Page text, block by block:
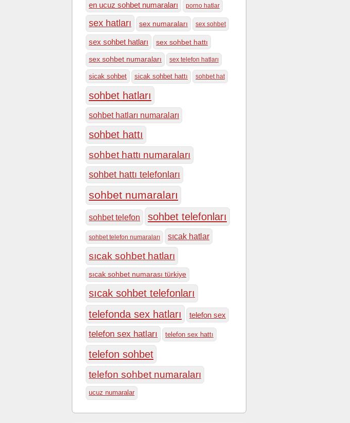
en ucuz sohbet numaraları porno hatlar
sex hatları sex numaraları sex sohbet
sex sohbet hatları sex sohbet hattı
sex sohbet numaraları sex telefon hatları
sicak sohbet sicak sohbet hattı sohbet hat
sohbet hatları
sohbet hatları numaraları
sohbet hattı
sohbet hattı numaraları
sohbet hattı telefonları
sohbet numaraları
sohbet telefon sohbet telefonları
sohbet telefon numaraları sıcak hatlar
sıcak sohbet hatları
sıcak sohbet numarası türkiye
sıcak sohbet telefonları
telefonda sex hatları
telefon sex
telefon sex hatları telefon sex hattı
telefon sohbet
telefon sohbet numaraları
ucuz numaralar